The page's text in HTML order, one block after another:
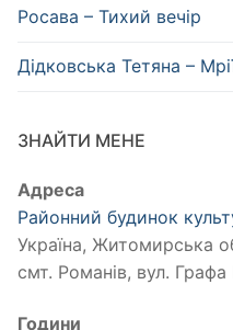
Росава – Тихий вечір
Дідковська Тетяна –
ЗНАЙТИ МЕНЕ
Адреса
Районний будинок
Україна, Житомирська
смт. Романів, вул. Графа
Години